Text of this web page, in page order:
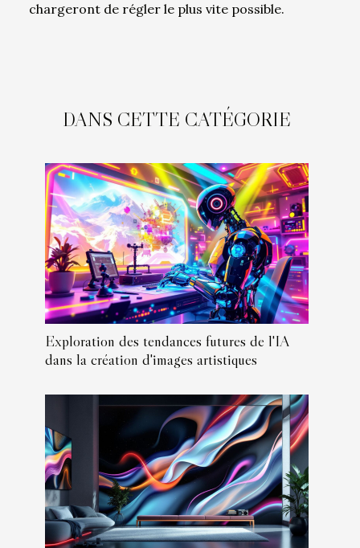
chargeront de régler le plus vite possible.
DANS CETTE CATÉGORIE
Exploration des tendances futures de l'IA
dans la création d'images artistiques